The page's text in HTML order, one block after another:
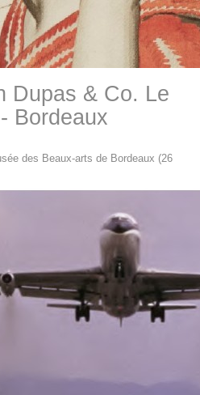
Dupas & Co. Le
Bordeaux
des Beaux-arts de Bordeaux (26